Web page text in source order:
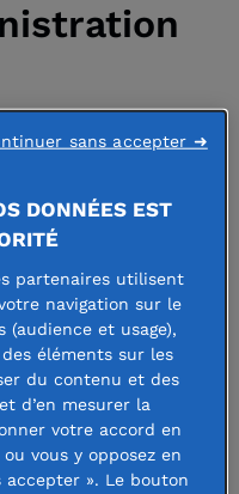
Chetaille
membre du
la Fondation de
depuis
DONNÉES EST
partenaires utilisent
navigation sur le
et usage),
éléments sur les
du contenu et des
d’en mesurer la
votre accord en
vous y opposez en
». Le bouton
sans accepter ➜